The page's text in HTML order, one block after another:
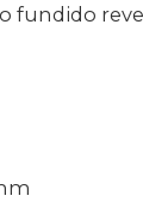
fundido